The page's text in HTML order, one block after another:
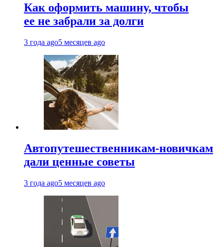
Как оформить машину, чтобы
ее не забрали за долги
3 года ago5 месяцев ago
Автопутешественникам-новичкам
дали ценные советы
3 года ago5 месяцев ago